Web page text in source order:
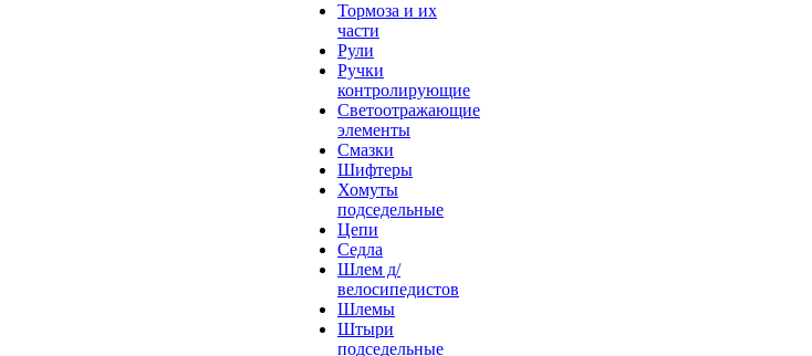
Тормоза и их
части
Рули
Ручки
контролирующие
Светоотражающие
элементы
Смазки
Шифтеры
Хомуты
подседельные
Цепи
Седла
Шлем д/
велосипедистов
Шлемы
Штыри
подседельные